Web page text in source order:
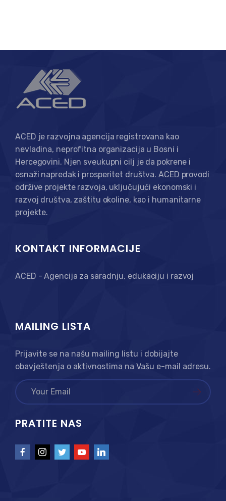
ACED je razvojna agencija registrovana kao
nevladina, neprofitna organizacija u Bosni i
Hercegovini. Njen sveukupni cilj je da pokrene i
osnaži napredak i prosperitet društva. ACED provodi
održive projekte razvoja, uključujući ekonomski i
razvoj društva, zaštitu okoline, kao i humanitarne
projekte.
KONTAKT INFORMACIJE
ACED - Agencija za saradnju, edukaciju i razvoj
MAILING LISTA
Prijavite se na našu mailing listu i dobijajte
obavještenja o aktivnostima na Vašu e-mail adresu.
PRATITE NAS